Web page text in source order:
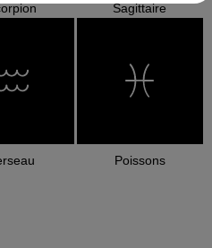
Sagittaire
Poissons